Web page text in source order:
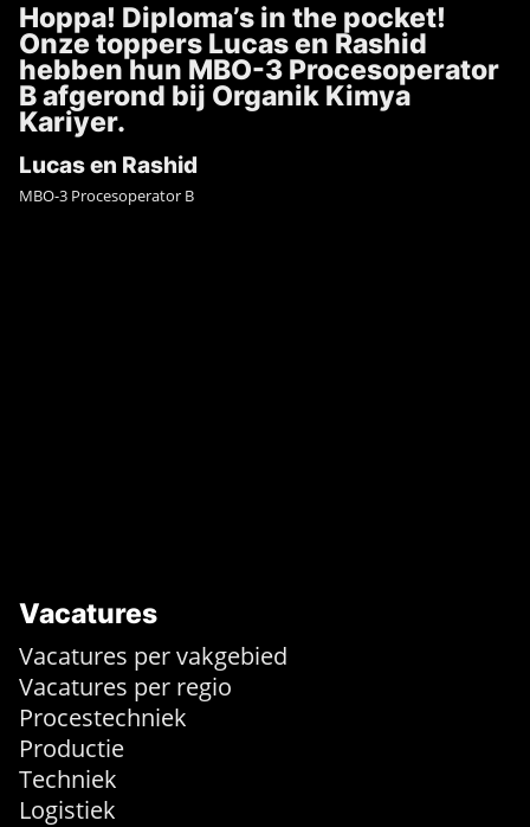
Hoppa! Diploma’s in the pocket!
Onze toppers Lucas en Rashid
hebben hun MBO-3 Procesoperator
B afgerond bij Organik Kimya
Kariyer.
Lucas en Rashid
MBO-3 Procesoperator B
Vacatures
Vacatures per vakgebied
Vacatures per regio
Procestechniek
Productie
Techniek
Logistiek